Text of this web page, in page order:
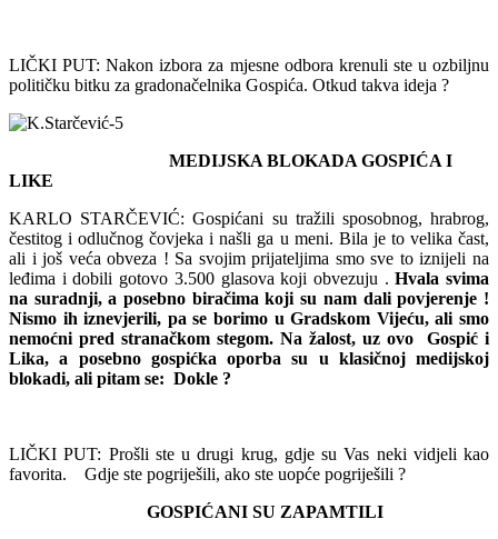
LIČKI PUT: Nakon izbora za mjesne odbora krenuli ste u ozbiljnu
političku bitku za gradonačelnika Gospića. Otkud takva ideja ?
MEDIJSKA BLOKADA GOSPIĆA I
LIKE
KARLO STARČEVIĆ: Gospićani su tražili sposobnog, hrabrog,
čestitog i odlučnog čovjeka i našli ga u meni. Bila je to velika čast,
ali i još veća obveza ! Sa svojim prijateljima smo sve to iznijeli na
leđima i dobili gotovo 3.500 glasova koji obvezuju .Hvala svima
na suradnji, a posebno biračima koji su nam dali povjerenje !
Nismo ih iznevjerili, pa se borimo u Gradskom Vijeću, ali smo
nemoćni pred stranačkom stegom. Na žalost, uz ovo Gospić i
Lika, a posebno gospićka oporba su u klasičnoj medijskoj
blokadi, ali pitam se: Dokle ?
LIČKI PUT: Prošli ste u drugi krug, gdje su Vas neki vidjeli kao
favorita. Gdje ste pogriješili, ako ste uopće pogriješili ?
GOSPIĆANI SU ZAPAMTILI